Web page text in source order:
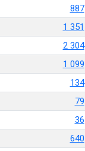
887
1 351
2 304
1 099
134
79
36
640